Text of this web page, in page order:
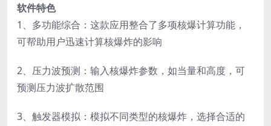
软件特色
1、多功能综合：这款应用整合了多项核爆计算功能，
可帮助用户迅速计算核爆炸的影响
2、压力波预测：输入核爆炸参数，如当量和高度，可
预测压力波扩散范围
3、触发器模拟：模拟不同类型的核爆炸，选择合适的